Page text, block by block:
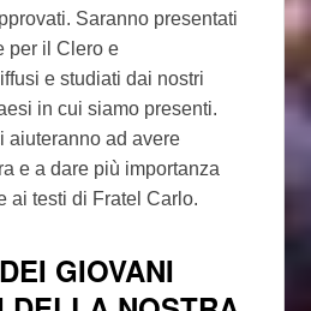
Saranno presentati
per il Clero e
e studiati dai nostri
in cui siamo presenti.
aiuteranno ad avere
e a dare più importanza
ai testi di Fratel Carlo.
GIOVANI